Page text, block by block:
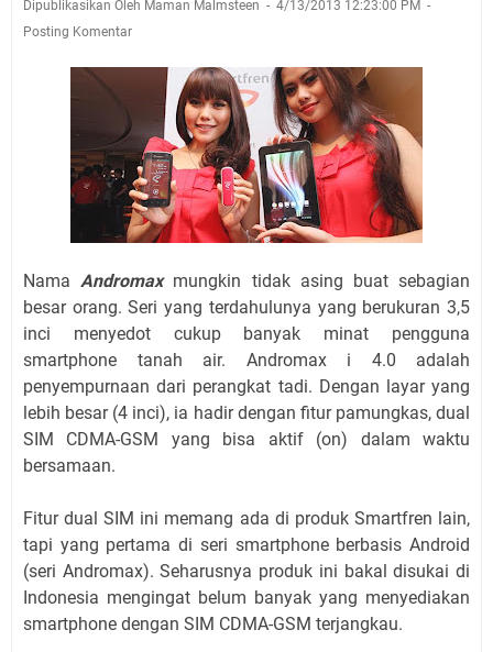
Dipublikasikan Oleh Maman Malmsteen
4/13/2013 12:23:00 PM
Posting Komentar
NamaAndromaxmungkin tidak asing buat sebagian
besar orang. Seri yang terdahulunya yang berukuran 3,5
inci menyedot cukup banyak minat pengguna
smartphone tanah air. Andromax i 4.0 adalah
penyempurnaan dari perangkat tadi. Dengan layar yang
lebih besar (4 inci), ia hadir dengan fitur pamungkas, dual
SIM CDMA-GSM yang bisa aktif (on) dalam waktu
bersamaan.
Fitur dual SIM ini memang ada di produk Smartfren lain,
tapi yang pertama di seri smartphone berbasis Android
(seri Andromax). Seharusnya produk ini bakal disukai di
Indonesia mengingat belum banyak yang menyediakan
smartphone dengan SIM CDMA-GSM terjangkau.